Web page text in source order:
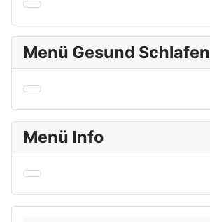
Menü Gesund Schlafen
Menü Info